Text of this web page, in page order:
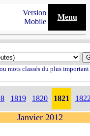
Version
Mobile
Menu
mots classés du plus
1819 1820 1821
Janvier 2012